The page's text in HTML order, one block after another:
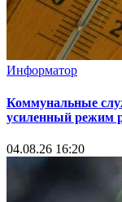
Информатор
Коммунальные
усиленный режим
04.08.26 16:20